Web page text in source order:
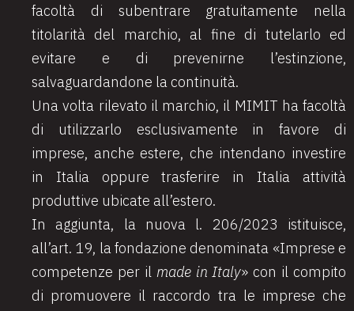
facoltà di subentrare gratuitamente nella
titolarità del marchio, al fine di tutelarlo ed
evitare e di prevenirne l’estinzione,
salvaguardandone la continuità.
Una volta rilevato il marchio, il MIMIT ha facoltà
di utilizzarlo esclusivamente in favore di
imprese, anche estere, che intendano investire
in Italia oppure trasferire in Italia attività
produttive ubicate all’estero.
In aggiunta, la nuova l. 206/2023 istituisce,
all’art. 19, la fondazione denominata «Imprese e
competenze per il made in Italy» con il compito
di promuovere il raccordo tra le imprese che